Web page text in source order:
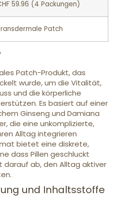
59.96 (4 Packungen)
Patch
Patch-Produkt, das
wurde, um die Vitalität,
und die körperliche
Es basiert auf einer
Ginseng und Damiana
die eine unkomplizierte,
Alltag integrieren
bietet eine diskrete,
dass Pillen geschluckt
darauf ab, den Alltag aktiver
und Inhaltsstoffe